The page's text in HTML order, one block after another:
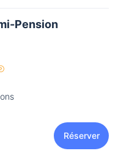
Pension
Réserver